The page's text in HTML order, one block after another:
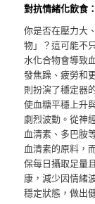
對抗情緒化飲食
你是否在壓力大
物」？這可能不
水化合物會導致
發焦躁、疲勞和
則扮演了穩定器
使血糖平穩上升
劇烈波動。從神
血清素、多巴胺
血清素的原料，
保每日攝取足量
康，減少因情緒
穩定狀態，做出